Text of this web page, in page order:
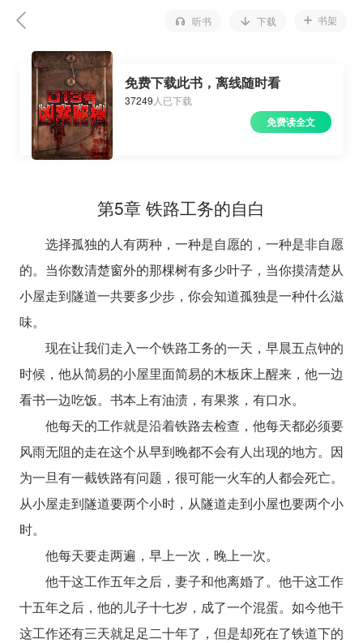
听书 下载 书架
免费下载此书，离线随时看
37249 人已下载
免费读全文
第5章 铁路工务的自白
选择孤独的人有两种，一种是自愿的，一种是非自愿
的。当你数清楚窗外的那棵树有多少叶子，当你摸清楚从
小屋走到隧道一共要多少步，你会知道孤独是一种什么滋
味。
现在让我们走入一个铁路工务的一天，早晨五点钟的
时候，他从简易的小屋里面简易的木板床上醒来，他一边
看书一边吃饭。书本上有油渍，有果浆，有口水。
他每天的工作就是沿着铁路去检查，他每天都必须要
风雨无阻的走在这个从早到晚都不会有人出现的地方。因
为一旦有一截铁路有问题，很可能一火车的人都会死亡。
从小屋走到隧道要两个小时，从隧道走到小屋也要两个小
时。
他每天要走两遍，早上一次，晚上一次。
他干这工作五年之后，妻子和他离婚了。他干这工作
十五年之后，他的儿子十七岁，成了一个混蛋。如今他干
这工作还有三天就足足二十年了，但是却死在了铁道下的